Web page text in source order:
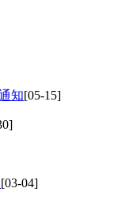
知[05-15]
[03-04]